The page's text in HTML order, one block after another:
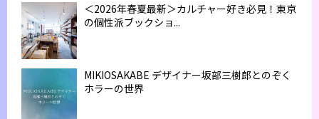
＜2026年春夏最新＞カルチャー好き必見！東京
の個性派ブックショ...
MIKIOSAKABE デザイナー坂部三樹郎とのぞく
ホラーの世界